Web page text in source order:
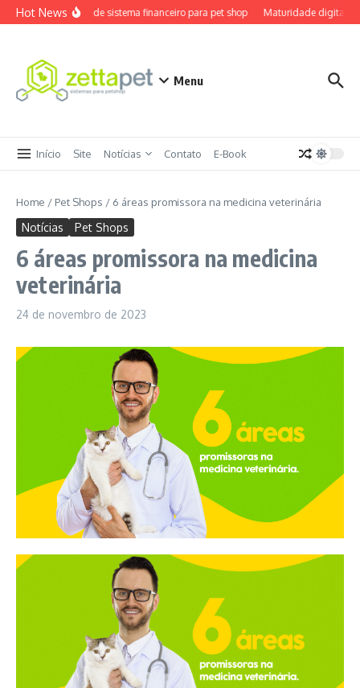
Ir para o conteúdo
Hot NewsReview de sistema financeiro para pet shop Maturidade digital
Menu
Início Site Notícias Contato E-Book
Home / Pet Shops / 6 áreas promissora na medicina veterinária
Notícias Pet Shops
6 áreas promissora na medicina
veterinária
24 de novembro de 2023